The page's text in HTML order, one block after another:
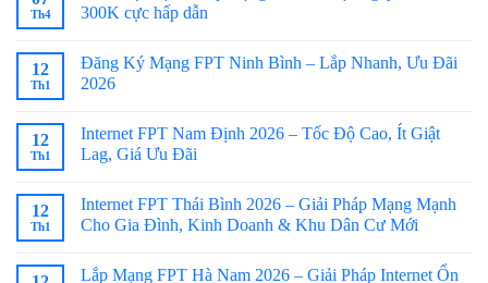
Th4
300K cực hấp dẫn
12
Th1
Đăng Ký Mạng FPT Ninh Bình – Lắp Nhanh, Ưu Đãi
2026
12
Th1
Internet FPT Nam Định 2026 – Tốc Độ Cao, Ít Giật
Lag, Giá Ưu Đãi
12
Th1
Internet FPT Thái Bình 2026 – Giải Pháp Mạng Mạnh
Cho Gia Đình, Kinh Doanh & Khu Dân Cư Mới
Lắp Mạng FPT Hà Nam 2026 – Giải Pháp Internet Ổn